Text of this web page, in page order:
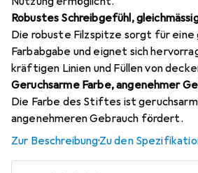
Robustes Schreibgefühl,
Die robuste Filzspitze sorgt für eine
Farbabgabe und eignet sich
kräftigen Linien und Füllen von
Geruchsarme Farbe, angenehmer
Die Farbe des Stiftes ist
angenehmeren Gebrauch fördert.
Zur Beschreibung·Zu den